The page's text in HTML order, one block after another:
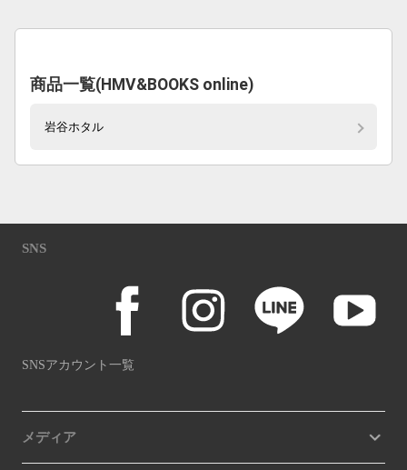
商品一覧(HMV&BOOKS online)
岩谷ホタル
SNS
SNSアカウント一覧
メディア